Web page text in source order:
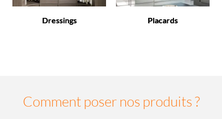
Dressings Placards
Comment poser nos produits ?